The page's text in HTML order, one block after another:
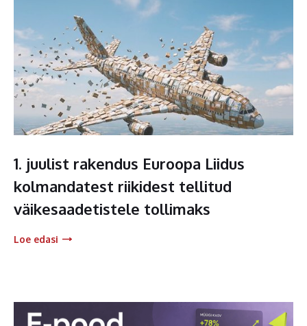
1. juulist rakendus Euroopa Liidus
kolmandatest riikidest tellitud
väikesaadetistele tollimaks
Loe edasi